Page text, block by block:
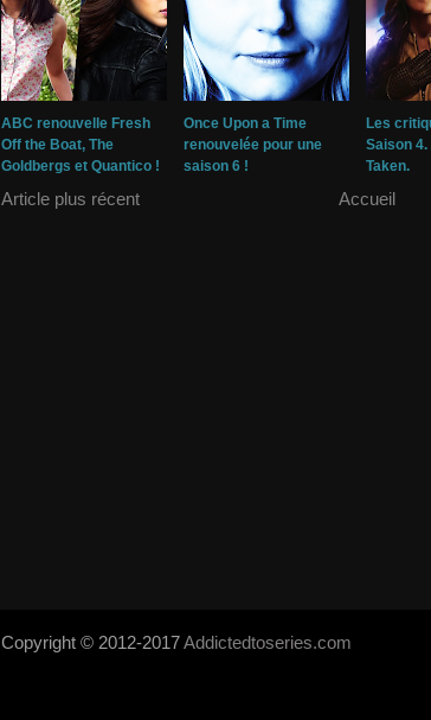
ABC renouvelle Fresh
Off the Boat, The
Goldbergs et Quantico !
Once Upon a Time
renouvelée pour une
saison 6 !
Les
Saison 4.
Taken.
Article plus récent Accueil
Copyright © 2012-2017Addictedtoseries.com